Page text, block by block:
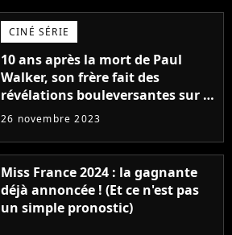
CINÉ SÉRIE
10 ans après la mort de Paul
Walker, son frère fait des
révélations bouleversantes sur la
réaction des acteurs de Fast and
26 novembre 2023
Miss France 2024 : la gagnante
déjà annoncée ! (Et ce n'est pas
un simple pronostic)